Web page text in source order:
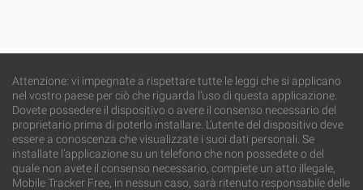
Attenzione: vi impegnate a rispettare tutte le leggi che si applicano
nel vostro paese per ciò che riguarda l’uso di questa applicazione.
Dovete possedere il dispositivo o avere il consenso necessario del
proprietario prima di poterlo installare. L’utente del dispositivo deve
essere a conoscenza che visualizzate i suoi dati personali. Se
installate l’applicazione su un telefono che non possedete o del
quale non avete il consenso necessario, compiete un atto illegale,
Mobile Tracker Free, in nessun caso, sarà ritenuto responsabile delle